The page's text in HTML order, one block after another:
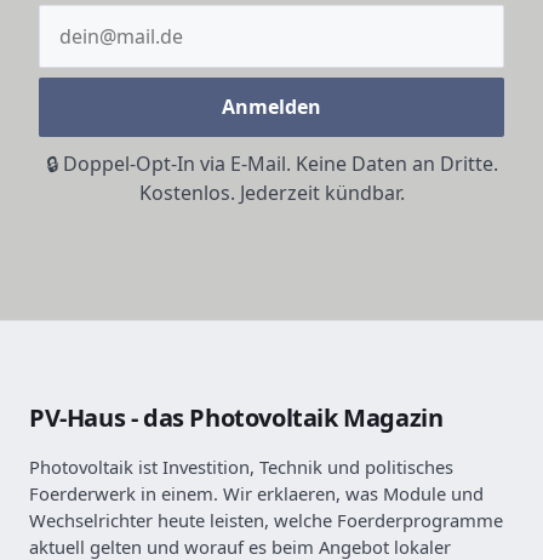
Anmelden
🔒 Doppel-Opt-In via E-Mail. Keine Daten an Dritte.
Kostenlos. Jederzeit kündbar.
PV-Haus - das Photovoltaik Magazin
Photovoltaik ist Investition, Technik und politisches
Foerderwerk in einem. Wir erklaeren, was Module und
Wechselrichter heute leisten, welche Foerderprogramme
aktuell gelten und worauf es beim Angebot lokaler